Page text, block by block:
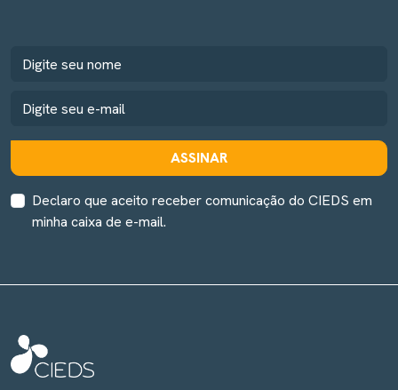
ASSINAR
Declaro que aceito receber comunicação do CIEDS em
minha caixa de e-mail.